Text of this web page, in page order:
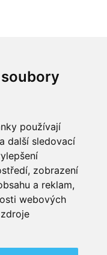
používají
další sledovací
zobrazení
a reklam,
webových